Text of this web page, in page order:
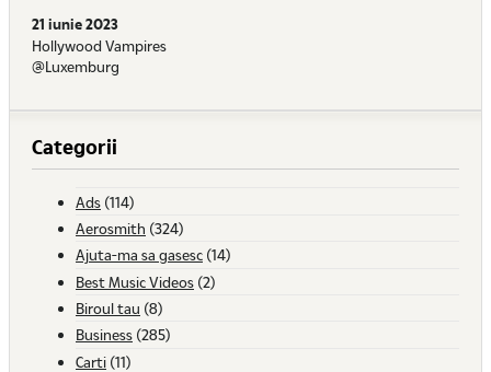
21 iunie 2023
Hollywood Vampires
@Luxemburg
Categorii
Ads (114)
Aerosmith (324)
Ajuta-ma sa gasesc (14)
Best Music Videos (2)
Biroul tau (8)
Business (285)
Carti (11)